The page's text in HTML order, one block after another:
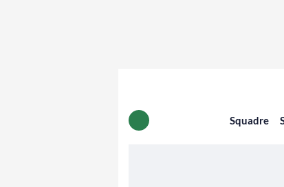
Squadre